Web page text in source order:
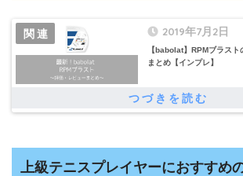
2019年7月2日
【babolat】RPMブラス
まとめ【インプレ】
上級テニスプレイヤーにおすすめ